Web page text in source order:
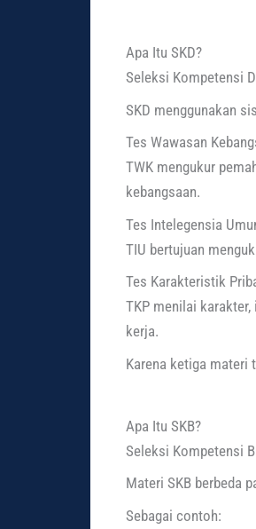
Apa Itu SKD?
Seleksi Kompetensi
SKD menggunakan
Tes Wawasan
TWK mengukur
kebangsaan.
Tes Intelegensia
TIU bertujuan
Tes Karakteristik
TKP menilai
kerja.
Karena ketiga materi
Apa Itu SKB?
Seleksi Kompetensi
Materi SKB berbeda
Sebagai contoh: